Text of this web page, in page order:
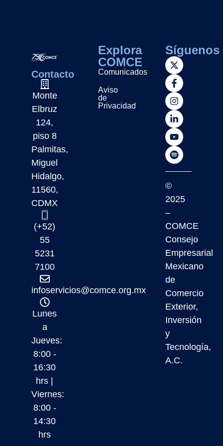
Contacto
Monte
Elbruz
124,
piso 8
Palmitas,
Miguel
Hidalgo,
11560,
CDMX
(+52)
55
5231
7100
infoservicios@comce.org.mx
Lunes
a
Jueves:
8:00 -
16:30
hrs |
Viernes:
8:00 -
14:30
hrs
Explora
COMCE
Comunicados
Aviso
de
Privacidad
Síguenos
©
2025
–
COMCE
Consejo
Empresarial
Mexicano
de
Comercio
Exterior,
Inversión
y
Tecnología,
A.C.